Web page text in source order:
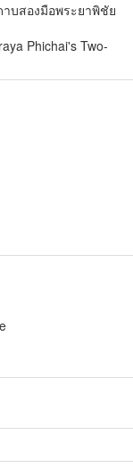
บสองมือพระยาพิชัย
Phichai's Two-